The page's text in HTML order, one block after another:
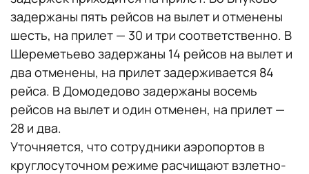
задержаны пять рейсов на вылет и отменены
шесть, на прилет — 30 и три соответственно. В
Шереметьево задержаны 14 рейсов на вылет и
два отменены, на прилет задерживается 84
рейса. В Домодедово задержаны восемь
рейсов на вылет и один отменен, на прилет —
28 и два.
Уточняется, что сотрудники аэропортов в
круглосуточном режиме расчищают взлетно-